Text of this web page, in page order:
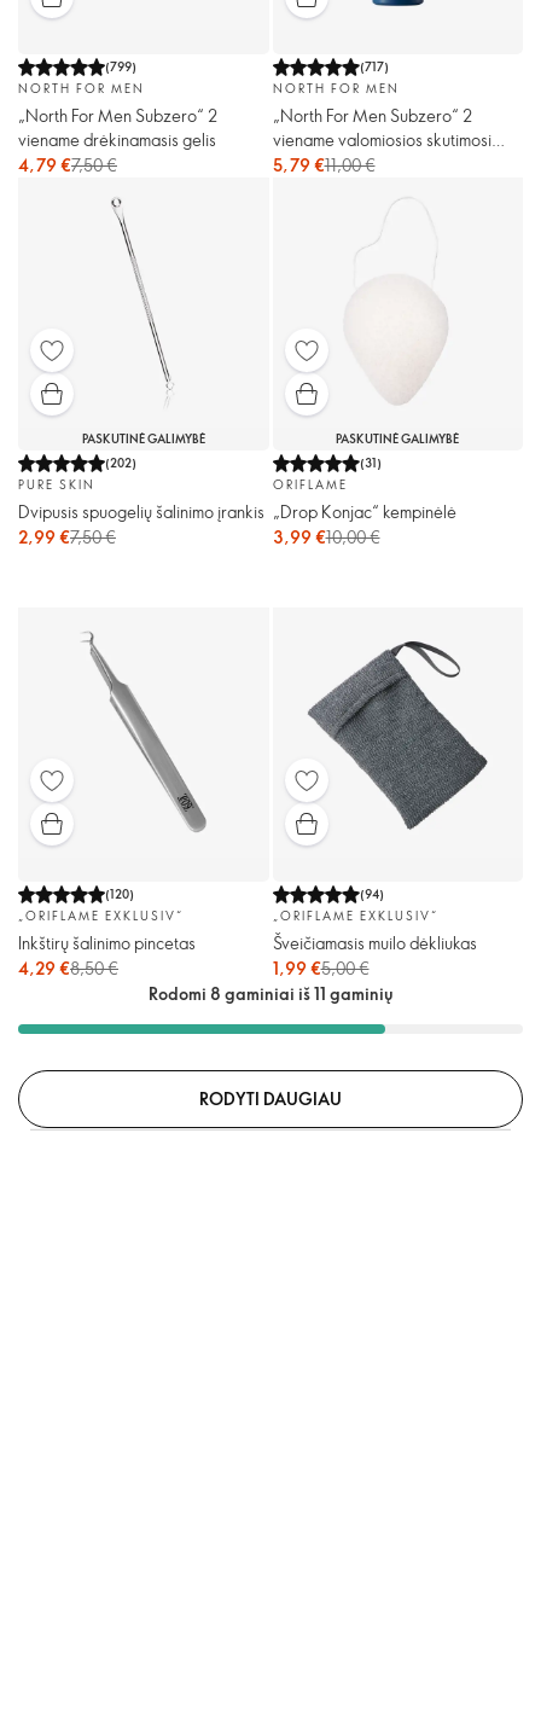
(799)
NORTH FOR MEN
„North For Men Subzero“ 2
viename drėkinamasis gelis
4,79 €7,50 €
(717)
NORTH FOR MEN
„North For Men Subzero“ 2
viename valomiosios skutimosi
putos
5,79 €11,00 €
PASKUTINĖ GALIMYBĖ
(202)
PURE SKIN
Dvipusis spuogelių šalinimo įrankis
2,99 €7,50 €
PASKUTINĖ GALIMYBĖ
(31)
ORIFLAME
„Drop Konjac“ kempinėlė
3,99 €10,00 €
(120)
„ORIFLAME EXKLUSIV“
Inkštirų šalinimo pincetas
4,29 €8,50 €
(94)
„ORIFLAME EXKLUSIV“
Šveičiamasis muilo dėkliukas
1,99 €5,00 €
Rodomi 8 gaminiai iš 11 gaminių
RODYTI DAUGIAU